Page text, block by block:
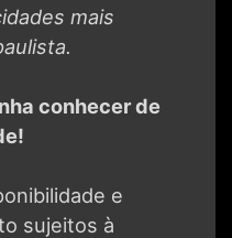
mais
conhecer de
e
sujeitos à